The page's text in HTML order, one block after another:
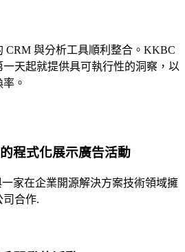
CRM 與分析工具順利整合。KKBC
天起就提供具可執行性的洞察，以
。
程式化展示廣告活動
家在企業開源解決方案技術領域擁
司合作.